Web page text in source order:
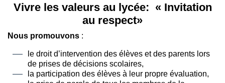
Vivre les valeurs au lycée: « Invitation
au respect»
Nous promouvons :
le droit d’intervention des élèves et des parents lors
de prises de décisions scolaires,
la participation des élèves à leur propre évaluation,